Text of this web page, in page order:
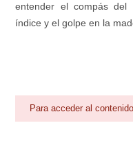
Área personal
entender el compás del
índice y el golpe en la
Para acceder al